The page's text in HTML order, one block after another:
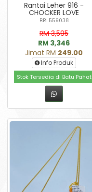
Rantai Leher 916 -
CHOCKER LOVE
BRL559038
RM 3,595
RM 3,346
Jimat RM 249.00
Info Produk
Stok Tersedia di Batu Pahat